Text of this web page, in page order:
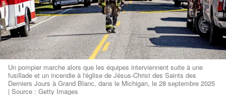
Un pompier marche alors que les équipes interviennent suite à une
fusillade et un incendie à l'église de Jésus-Christ des Saints des
Derniers Jours à Grand Blanc, dans le Michigan, le 28 septembre 2025
| Source : Getty Images